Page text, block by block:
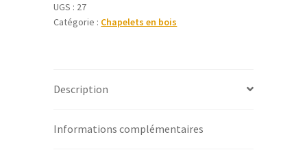
UGS : 27
Catégorie : Chapelets en bois
Description
Informations complémentaires